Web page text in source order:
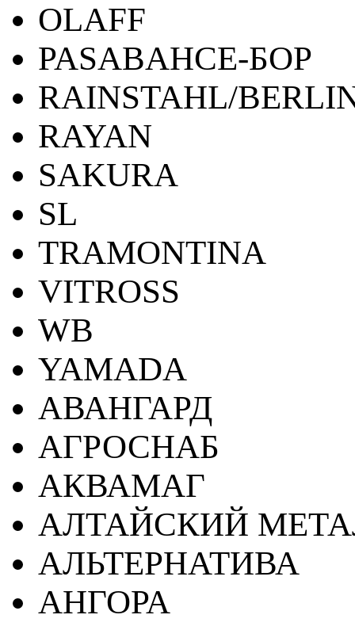
OLAFF
PASABAHCE-БОР
RAINSTAHL/
RAYAN
SAKURA
SL
TRAMONTINA
VITROSS
WB
YAMADA
АВАНГАРД
АГРОСНАБ
АКВАМАГ
АЛТАЙСКИЙ
АЛЬТЕРНАТИВА
АНГОРА